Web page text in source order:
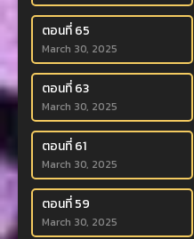
ตอนที่ 65
March 30, 2025
ตอนที่ 63
March 30, 2025
ตอนที่ 61
March 30, 2025
ตอนที่ 59
March 30, 2025